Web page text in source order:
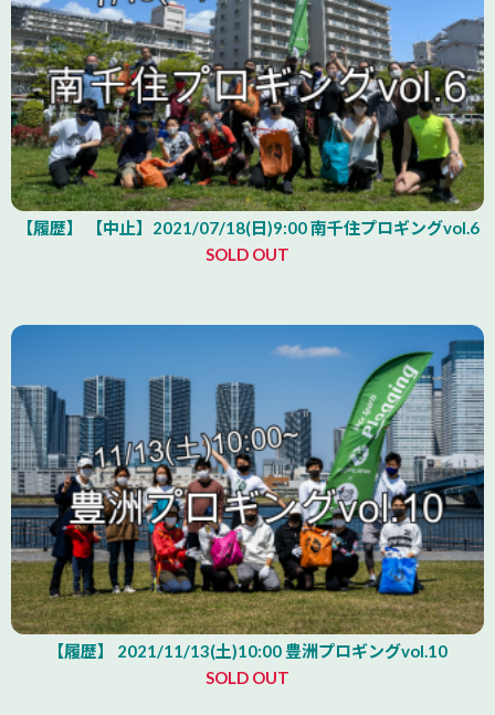
【履歴】 【中止】2021/07/18(日)9:00 南千住プロギングvol.6
SOLD OUT
【履歴】 2021/11/13(土)10:00 豊洲プロギングvol.10
SOLD OUT